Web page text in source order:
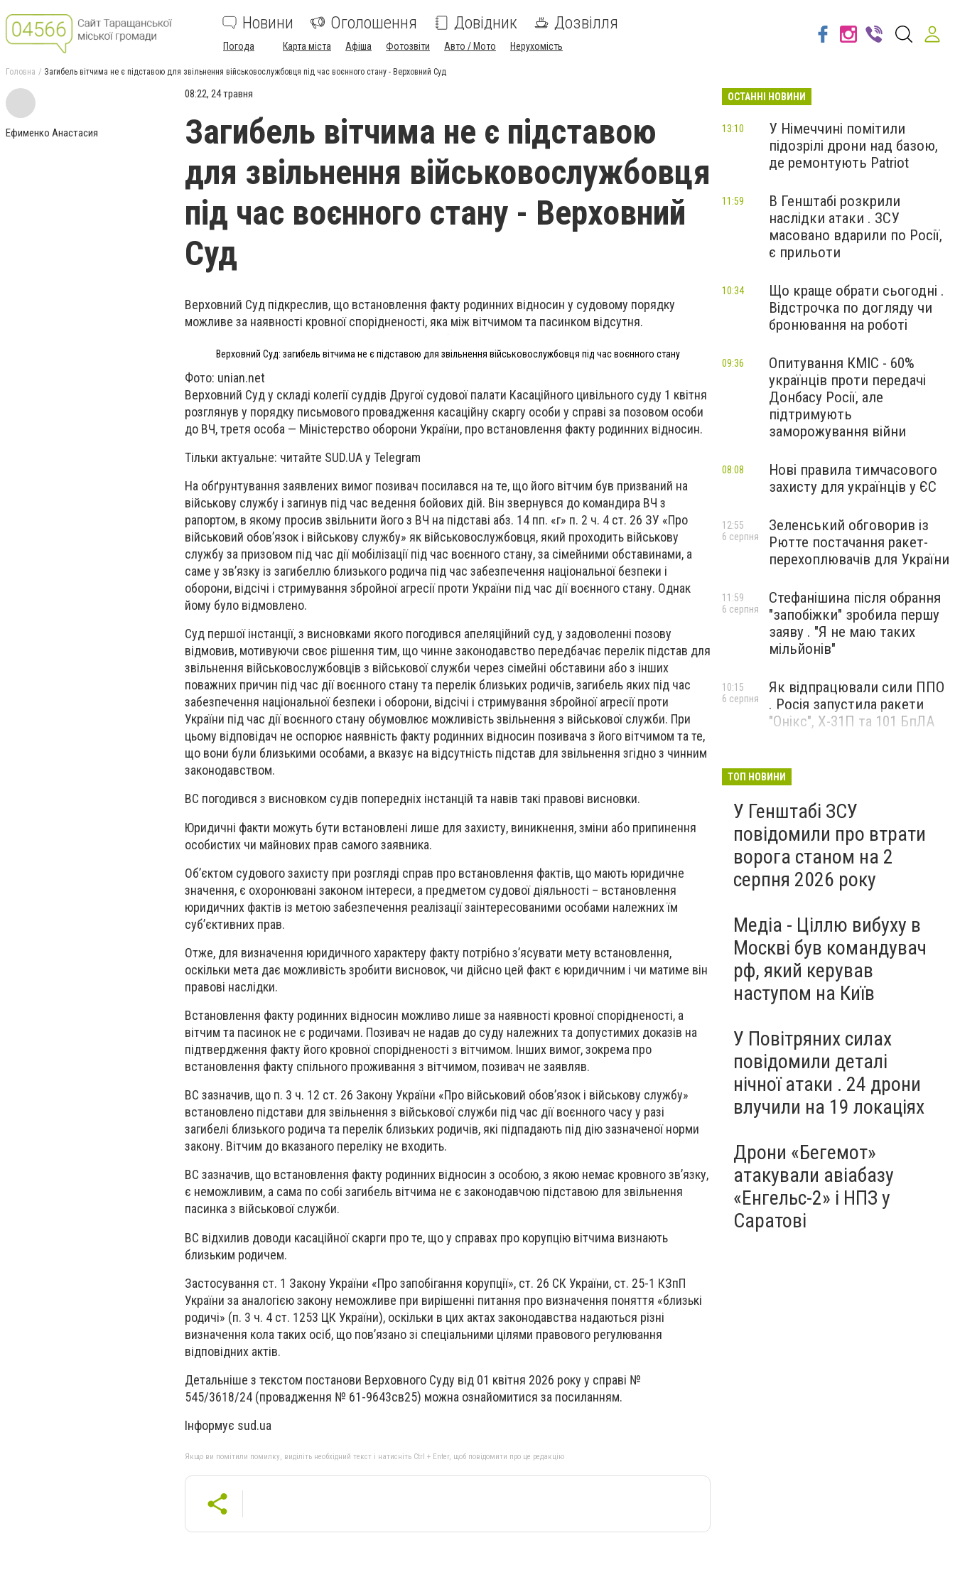
Новини Оголошення Довідник Дозвілля
Погода Карта міста Афіша Фотозвіти Авто / Мото Нерухомість
Головна Загибель вітчима не є підставою для звільнення військовослужбовця під час воєнного стану - Верховний Суд
Ефименко Анастасия
08:22, 24 травня
Загибель вітчима не є підставою
для звільнення військовослужбовця
під час воєнного стану - Верховний
Суд
Верховний Суд підкреслив, що встановлення факту родинних відносин у судовому порядку
можливе за наявності кровної спорідненості, яка між вітчимом та пасинком відсутня.
Верховний Суд: загибель вітчима не є підставою для звільнення військовослужбовця під час воєнного стану
Фото: unian.net
Верховний Суд у складі колегії суддів Другої судової палати Касаційного цивільного суду 1 квітня
розглянув у порядку письмового провадження касаційну скаргу особи у справі за позовом особи
до ВЧ, третя особа — Міністерство оборони України, про встановлення факту родинних відносин.
Тільки актуальне: читайте SUD.UA у Telegram
На обґрунтування заявлених вимог позивач посилався на те, що його вітчим був призваний на
військову службу і загинув під час ведення бойових дій. Він звернувся до командира ВЧ з
рапортом, в якому просив звільнити його з ВЧ на підставі абз. 14 пп. «г» п. 2 ч. 4 ст. 26 ЗУ «Про
військовий обов’язок і військову службу» як військовослужбовця, який проходить військову
службу за призовом під час дії мобілізації під час воєнного стану, за сімейними обставинами, а
саме у зв’язку із загибеллю близького родича під час забезпечення національної безпеки і
оборони, відсічі і стримування збройної агресії проти України під час дії воєнного стану. Однак
йому було відмовлено.
Суд першої інстанції, з висновками якого погодився апеляційний суд, у задоволенні позову
відмовив, мотивуючи своє рішення тим, що чинне законодавство передбачає перелік підстав для
звільнення військовослужбовців з військової служби через сімейні обставини або з інших
поважних причин під час дії воєнного стану та перелік близьких родичів, загибель яких під час
забезпечення національної безпеки і оборони, відсічі і стримування збройної агресії проти
України під час дії воєнного стану обумовлює можливість звільнення з військової служби. При
цьому відповідач не оспорює наявність факту родинних відносин позивача з його вітчимом та те,
що вони були близькими особами, а вказує на відсутність підстав для звільнення згідно з чинним
законодавством.
ВС погодився з висновком судів попередніх інстанцій та навів такі правові висновки.
Юридичні факти можуть бути встановлені лише для захисту, виникнення, зміни або припинення
особистих чи майнових прав самого заявника.
Об’єктом судового захисту при розгляді справ про встановлення фактів, що мають юридичне
значення, є охоронювані законом інтереси, а предметом судової діяльності – встановлення
юридичних фактів із метою забезпечення реалізації заінтересованими особами належних їм
суб’єктивних прав.
Отже, для визначення юридичного характеру факту потрібно з’ясувати мету встановлення,
оскільки мета дає можливість зробити висновок, чи дійсно цей факт є юридичним і чи матиме він
правові наслідки.
Встановлення факту родинних відносин можливо лише за наявності кровної спорідненості, а
вітчим та пасинок не є родичами. Позивач не надав до суду належних та допустимих доказів на
підтвердження факту його кровної спорідненості з вітчимом. Інших вимог, зокрема про
встановлення факту спільного проживання з вітчимом, позивач не заявляв.
ВС зазначив, що п. 3 ч. 12 ст. 26 Закону України «Про військовий обов’язок і військову службу»
встановлено підстави для звільнення з військової служби під час дії воєнного часу у разі
загибелі близького родича та перелік близьких родичів, які підпадають під дію зазначеної норми
закону. Вітчим до вказаного переліку не входить.
ВС зазначив, що встановлення факту родинних відносин з особою, з якою немає кровного зв’язку,
є неможливим, а сама по собі загибель вітчима не є законодавчою підставою для звільнення
пасинка з військової служби.
ВС відхилив доводи касаційної скарги про те, що у справах про корупцію вітчима визнають
близьким родичем.
Застосування ст. 1 Закону України «Про запобігання корупції», ст. 26 СК України, ст. 25-1 КЗпП
України за аналогією закону неможливе при вирішенні питання про визначення поняття «близькі
родичі» (п. 3 ч. 4 ст. 1253 ЦК України), оскільки в цих актах законодавства надаються різні
визначення кола таких осіб, що пов’язано зі спеціальними цілями правового регулювання
відповідних актів.
Детальніше з текстом постанови Верховного Суду від 01 квітня 2026 року у справі №
545/3618/24 (провадження № 61-9643св25) можна ознайомитися за посиланням.
Інформує sud.ua
Якщо ви помітили помилку, виділіть необхідний текст і натисніть Ctrl + Enter, щоб повідомити про це редакцію
ОСТАННІ НОВИНИ
У Німеччині помітили
підозрілі дрони над базою,
де ремонтують Patriot
13:10
В Генштабі розкрили
наслідки атаки . ЗСУ
масовано вдарили по Росії,
є прильоти
11:59
Що краще обрати сьогодні .
Відстрочка по догляду чи
бронювання на роботі
10:34
Опитування КМІС - 60%
українців проти передачі
Донбасу Росії, але
підтримують
заморожування війни
09:36
Нові правила тимчасового
захисту для українців у ЄС
08:08
Зеленський обговорив із
Рютте постачання ракет-
перехоплювачів для України
12:55
6 серпня
Стефанішина після обрання
"запобіжки" зробила першу
заяву . "Я не маю таких
мільйонів"
11:59
6 серпня
Як відпрацювали сили ППО
. Росія запустила ракети
"Онікс", Х-31П та 101 БпЛА
10:15
6 серпня
ТОП НОВИНИ
У Генштабі ЗСУ
повідомили про втрати
ворога станом на 2
серпня 2026 року
Медіа - Ціллю вибуху в
Москві був командувач
рф, який керував
наступом на Київ
У Повітряних силах
повідомили деталі
нічної атаки . 24 дрони
влучили на 19 локаціях
Дрони «Бегемот»
атакували авіабазу
«Енгельс-2» і НПЗ у
Саратові